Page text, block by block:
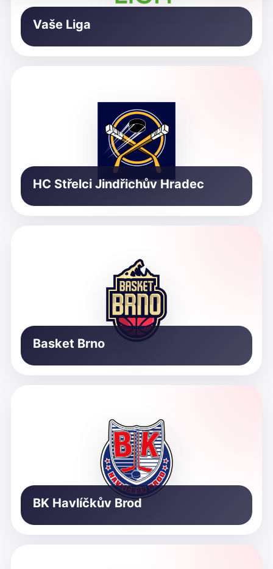
Vaše Liga
HC Střelci Jindřichův Hradec
Basket Brno
BK Havlíčkův Brod